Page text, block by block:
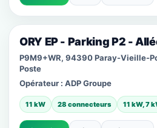
ORY EP - Parking P2 -
P9M9+WR, 94390 Paray-Vieille-
Poste
Opérateur : ADP Groupe
11 kW 28 connecteurs 11 kW, 7